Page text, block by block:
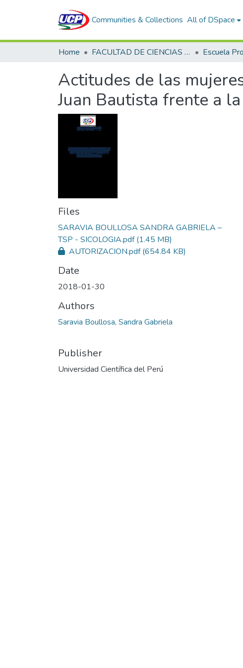
Communities & Collections All of DSpace
Home FACULTAD DE CIENCIAS DE LA SALUD
Actitudes de las
Juan Bautista frente a
Files
SARAVIA BOULLOSA SANDRA GABRIELA –
TSP - SICOLOGIA.pdf(1.45 MB)
AUTORIZACION.pdf(654.84 KB)
Date
2018-01-30
Authors
Saravia Boullosa, Sandra Gabriela
Publisher
Universidad Científica del Perú